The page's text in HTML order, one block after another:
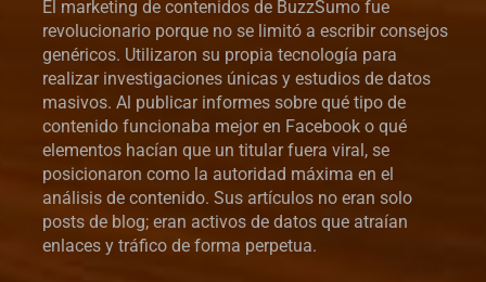
El marketing de contenidos de BuzzSumo fue
revolucionario porque no se limitó a escribir consejos
genéricos. Utilizaron su propia tecnología para
realizar investigaciones únicas y estudios de datos
masivos. Al publicar informes sobre qué tipo de
contenido funcionaba mejor en Facebook o qué
elementos hacían que un titular fuera viral, se
posicionaron como la autoridad máxima en el
análisis de contenido. Sus artículos no eran solo
posts de blog; eran activos de datos que atraían
enlaces y tráfico de forma perpetua.